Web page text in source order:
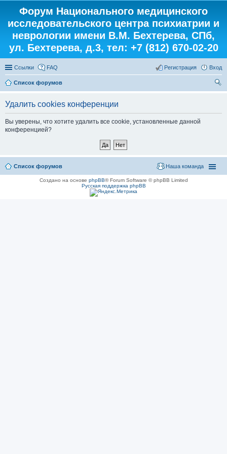
Форум Национального медицинского
исследовательского центра психиатрии и
неврологии имени В.М. Бехтерева, СПб,
ул. Бехтерева, д.3, тел: +7 (812) 670-02-20
Ссылки FAQ Вход
Регистрация
Список форумов
Удалить cookies конференции
Вы уверены, что хотите удалить все cookie, установленные данной
конференцией?
Список форумов Наша команда
Создано на основе phpBB® Forum Software © phpBB Limited
Русская поддержка phpBB